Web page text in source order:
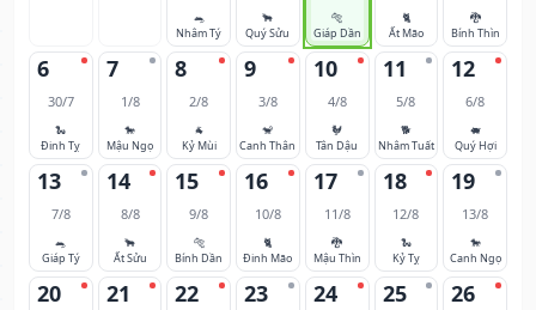
🐀
Nhâm Tý
🐂
Quý Sửu
🐅
Giáp Dần
🐈
Ất Mão
🐉
Bính Thìn
6
30/7
🐍
Đinh Tỵ
7
1/8
🐎
Mậu Ngọ
8
2/8
🐐
Kỷ Mùi
9
3/8
🐒
Canh Thân
10
4/8
🐓
Tân Dậu
11
5/8
🐕
Nhâm Tuất
12
6/8
🐖
Quý Hợi
13
7/8
🐀
Giáp Tý
14
8/8
🐂
Ất Sửu
15
9/8
🐅
Bính Dần
16
10/8
🐈
Đinh Mão
17
11/8
🐉
Mậu Thìn
18
12/8
🐍
Kỷ Tỵ
19
13/8
🐎
Canh Ngọ
20 21 22 23 24 25 26